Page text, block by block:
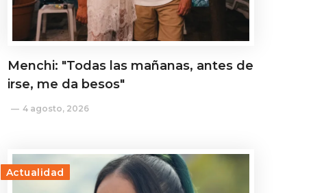
Menchi: "Todas las mañanas, antes de
irse, me da besos"
4 agosto, 2026
Actualidad